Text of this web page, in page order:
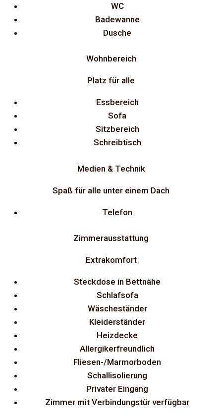
WC
Badewanne
Dusche
Wohnbereich
Platz für alle
Essbereich
Sofa
Sitzbereich
Schreibtisch
Medien & Technik
Spaß für alle unter einem Dach
Telefon
Zimmerausstattung
Extrakomfort
Steckdose in Bettnähe
Schlafsofa
Wäscheständer
Kleiderständer
Heizdecke
Allergikerfreundlich
Fliesen-/Marmorboden
Schallisolierung
Privater Eingang
Zimmer mit Verbindungstür verfügbar